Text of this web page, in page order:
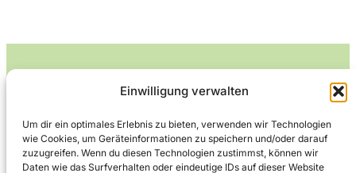
Einwilligung verwalten
Um dir ein optimales Erlebnis zu bieten, verwenden wir Technologien
wie Cookies, um Geräteinformationen zu speichern und/oder darauf
zuzugreifen. Wenn du diesen Technologien zustimmst, können wir
Daten wie das Surfverhalten oder eindeutige IDs auf dieser Website
Leckerlife
Lecker essen – gesund leben.